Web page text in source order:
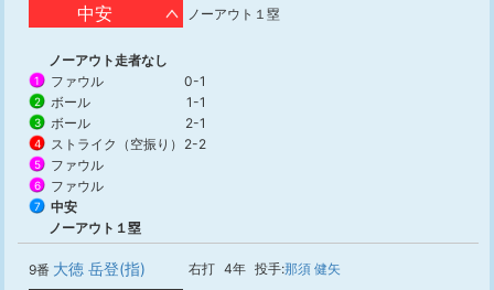
中安 ノーアウト１塁
ノーアウト走者なし
1 ファウル 0-1
2 ボール 1-1
3 ボール 2-1
4 ストライク（空振り） 2-2
5 ファウル
6 ファウル
7
中安
ノーアウト１塁
9番 大徳 岳登(指) 右打 4年 投手:那須 健矢